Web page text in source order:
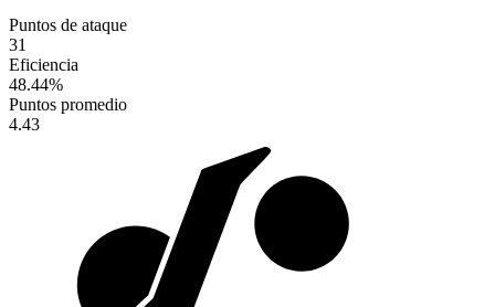
Puntos de ataque
31
Eficiencia
48.44%
Puntos promedio
4.43